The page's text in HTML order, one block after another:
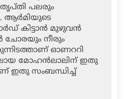
പലരും
ആര്‍മിയുടെ
കിട്ടാന്‍ മുഴുവന്‍
ചോരയും നീരും
ഓണററി
മോഹന്‍ലാലിന് ഇതു
ഇതു സംബന്ധിച്ച്